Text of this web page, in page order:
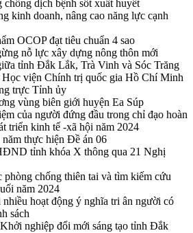
chống dịch bệnh sốt xuất huyết
kinh doanh, nâng cao năng lực cạnh
OCOP đạt tiêu chuẩn 4 sao
nỗ lực xây dựng nông thôn mới
tỉnh Đắk Lắk, Trà Vinh và Sóc Trăng
Học viện Chính trị quốc gia Hồ Chí Minh
trực Tỉnh ủy
vùng biên giới huyện Ea Súp
của người đứng đầu trong chỉ đạo hoàn
triển kinh tế -xã hội năm 2024
năm thực hiện Đề án 06
tỉnh khóa X thông qua 21 Nghị
phòng chống thiên tai và tìm kiếm cứu
năm 2024
hoạt động ý nghĩa tri ân người có
sách
nghiệp đổi mới sáng tạo tỉnh Đắk